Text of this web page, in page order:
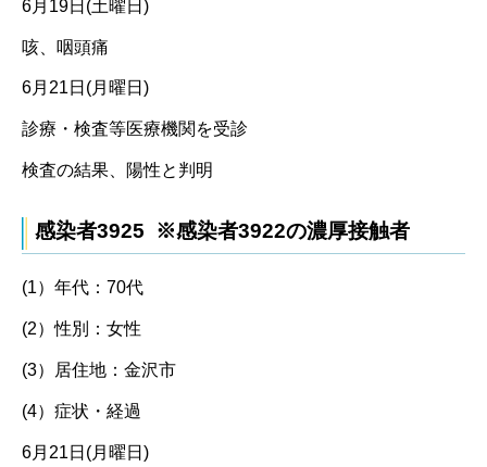
6月19日(土曜日)
咳、咽頭痛
6月21日(月曜日)
診療・検査等医療機関を受診
検査の結果、陽性と判明
感染者3925 ※感染者3922の濃厚接触者
(1）年代：70代
(2）性別：女性
(3）居住地：金沢市
(4）症状・経過
6月21日(月曜日)